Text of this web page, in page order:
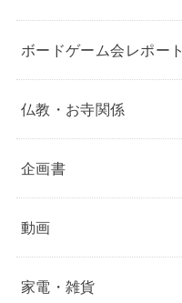
ボードゲーム会レポート
仏教・お寺関係
企画書
動画
家電・雑貨